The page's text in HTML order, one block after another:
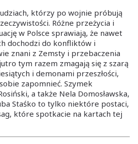
którzy po wojnie próbują
Różne przeżycia i
w Polsce sprawiają, że nawet
dochodzi do konfliktów i
znani z Zemsty i przebaczenia
tym razem zmagają się z szarą
i demonami przeszłości,
zapomnieć. Szymek
a także Nela Domosławska,
Staśko to tylko niektóre postaci,
które spotkacie na kartach tej